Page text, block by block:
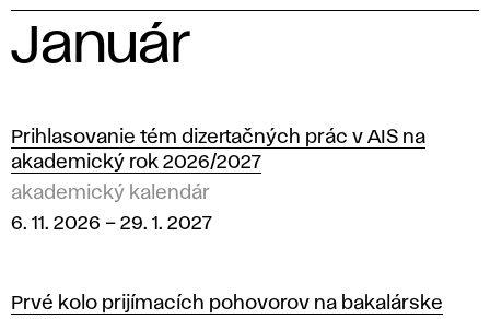
Január
Prihlasovanie tém dizertačných prác v AIS na
akademický rok 2026/2027
akademický kalendár
6. 11. 2026 – 29. 1. 2027
Prvé kolo prijímacích pohovorov na bakalárske